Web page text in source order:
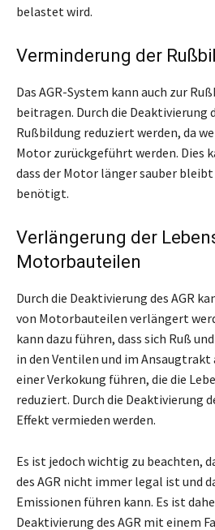
belastet wird.
Verminderung der
Das AGR-System kann auch zur
beitragen. Durch die Deaktivierung
Rußbildung reduziert werden, da
Motor zurückgeführt werden. Dies
dass der Motor länger sauber
benötigt.
Verlängerung der
Motorbauteilen
Durch die Deaktivierung des AGR
von Motorbauteilen verlängert
kann dazu führen, dass sich Ruß
in den Ventilen und im Ansaugtrakt
einer Verkokung führen, die die
reduziert. Durch die Deaktivierung
Effekt vermieden werden.
Es ist jedoch wichtig zu beachten,
des AGR nicht immer legal ist und
Emissionen führen kann. Es ist
Deaktivierung des AGR mit einem